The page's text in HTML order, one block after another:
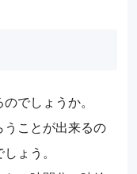
でしょうか。
ことが出来るの
ょう。